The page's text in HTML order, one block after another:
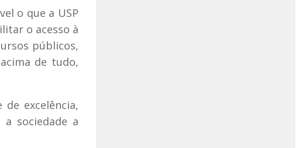
o que a USP
o acesso à
públicos,
de tudo,
excelência,
sociedade a